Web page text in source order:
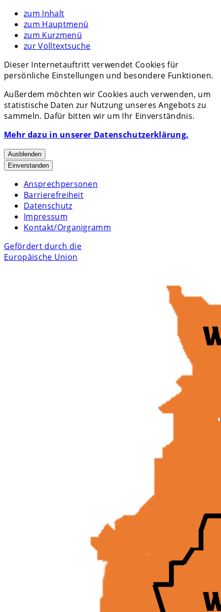
zum Inhalt
zum Hauptmenü
zum Kurzmenü
zur Volltextsuche
Dieser Internetauftritt verwendet Cookies für
persönliche Einstellungen und besondere Funktionen.
Außerdem möchten wir Cookies auch verwenden, um
statistische Daten zur Nutzung unseres Angebots zu
sammeln. Dafür bitten wir um Ihr Einverständnis.
Mehr dazu in unserer Datenschutzerklärung.
Ausblenden
Einverstanden
Ansprechpersonen
Barrierefreiheit
Datenschutz
Impressum
Kontakt/Organigramm
Gefördert durch die
Europäische Union